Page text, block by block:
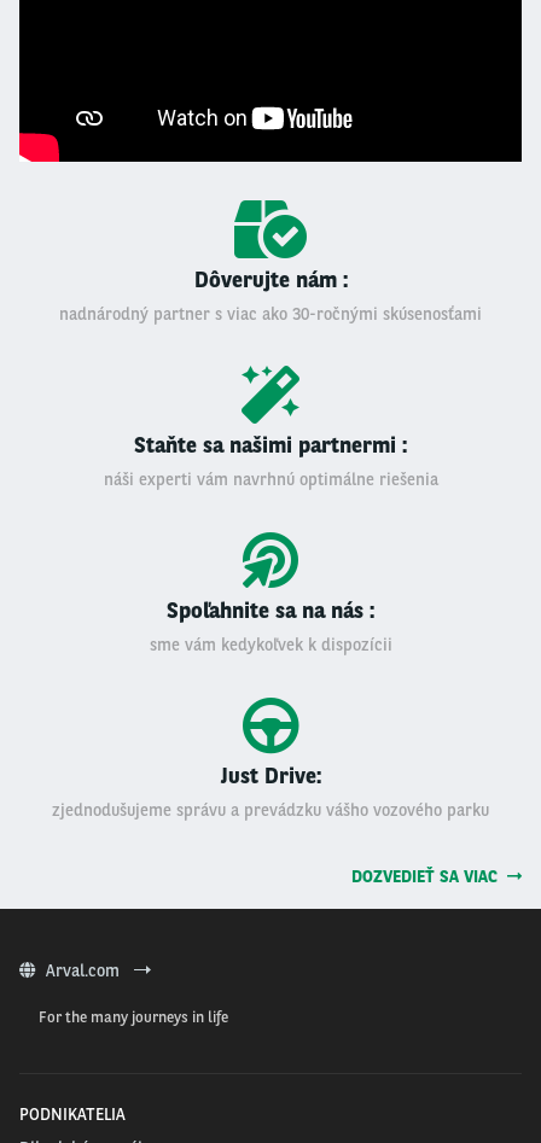
Dôverujte nám :
nadnárodný partner s viac ako 30-ročnými skúsenosťami
Staňte sa našimi partnermi :
náši experti vám navrhnú optimálne riešenia
Spoľahnite sa na nás :
sme vám kedykoľvek k dispozícii
Just Drive:
zjednodušujeme správu a prevádzku vášho vozového parku
DOZVEDIEŤ SA VIAC
Arval.com
For the many journeys in life
PODNIKATELIA